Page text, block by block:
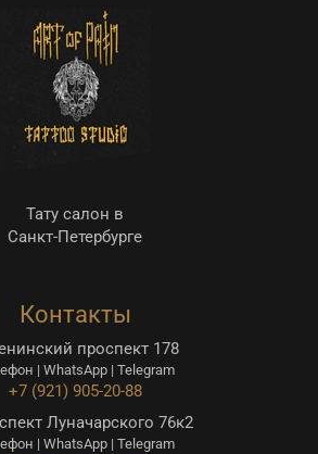
Тату салон в
Санкт-Петербурге
Контакты
проспект 178
| WhatsApp | Telegram
+7 (921) 905-20-88
Луначарского 76к2
| WhatsApp | Telegram